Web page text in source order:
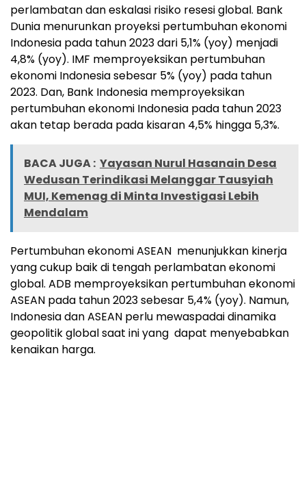
perlambatan dan eskalasi risiko resesi global. Bank
Dunia menurunkan proyeksi pertumbuhan ekonomi
Indonesia pada tahun 2023 dari 5,1% (yoy) menjadi
4,8% (yoy). IMF memproyeksikan pertumbuhan
ekonomi Indonesia sebesar 5% (yoy) pada tahun
2023. Dan, Bank Indonesia memproyeksikan
pertumbuhan ekonomi Indonesia pada tahun 2023
akan tetap berada pada kisaran 4,5% hingga 5,3%.
BACA JUGA : Yayasan Nurul Hasanain Desa
Wedusan Terindikasi Melanggar Tausyiah
MUI, Kemenag di Minta Investigasi Lebih
Mendalam
Pertumbuhan ekonomi ASEAN menunjukkan kinerja
yang cukup baik di tengah perlambatan ekonomi
global. ADB memproyeksikan pertumbuhan ekonomi
ASEAN pada tahun 2023 sebesar 5,4% (yoy). Namun,
Indonesia dan ASEAN perlu mewaspadai dinamika
geopolitik global saat ini yang dapat menyebabkan
kenaikan harga.